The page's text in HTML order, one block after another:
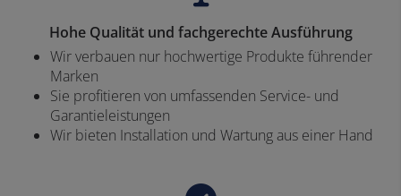
Hohe Qualität und fachgerechte Ausführung
Wir verbauen nur hochwertige Produkte führender
Marken
Sie profitieren von umfassenden Service- und
Garantieleistungen
Wir bieten Installation und Wartung aus einer Hand